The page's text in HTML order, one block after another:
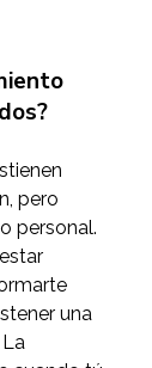
pero
personal.
una